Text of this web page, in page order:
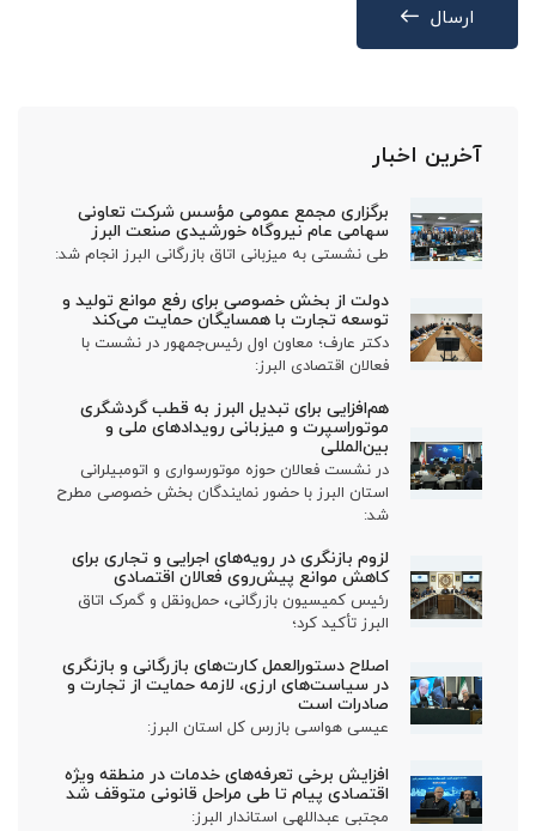
ارسال
آخرین اخبار
برگزاری مجمع عمومی مؤسس شرکت تعاونی
سهامی عام نیروگاه خورشیدی صنعت البرز
طی نشستی به میزبانی اتاق بازرگانی البرز انجام شد:
دولت از بخش خصوصی برای رفع موانع تولید و
توسعه تجارت با همسایگان حمایت می‌کند
دکتر عارف؛ معاون اول رئیس‌جمهور در نشست با
فعالان اقتصادی البرز:
هم‌افزایی برای تبدیل البرز به قطب گردشگری
موتوراسپرت و میزبانی رویدادهای ملی و
بین‌المللی
در نشست فعالان حوزه موتورسواری و اتومبیلرانی
استان البرز با حضور نمایندگان بخش خصوصی مطرح
شد:
لزوم بازنگری در رویه‌های اجرایی و تجاری برای
کاهش موانع پیش‌روی فعالان اقتصادی
رئیس کمیسیون بازرگانی، حمل‌ونقل و گمرک اتاق
البرز تأکید کرد؛
اصلاح دستورالعمل کارت‌های بازرگانی و بازنگری
در سیاست‌های ارزی، لازمه حمایت از تجارت و
صادرات است
عیسی هواسی بازرس کل استان البرز:
افزایش برخی تعرفه‌های خدمات در منطقه ویژه
اقتصادی پیام تا طی مراحل قانونی متوقف شد
مجتبی عبداللهی استاندار البرز: